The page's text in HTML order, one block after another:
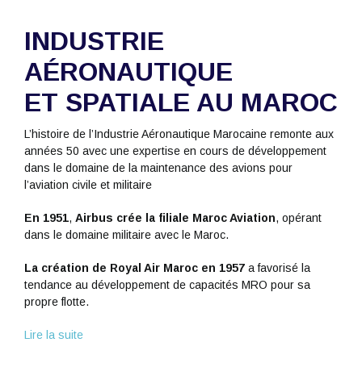
INDUSTRIE
AÉRONAUTIQUE
ET SPATIALE AU MAROC
L’histoire de l’Industrie Aéronautique Marocaine remonte aux
années 50 avec une expertise en cours de développement
dans le domaine de la maintenance des avions pour
l’aviation civile et militaire
En 1951, Airbus crée la filiale Maroc Aviation, opérant
dans le domaine militaire avec le Maroc.
La création de Royal Air Maroc en 1957a favorisé la
tendance au développement de capacités MRO pour sa
propre flotte.
Lire la suite